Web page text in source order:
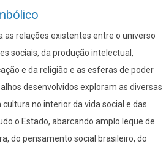
as relações existentes entre o universo
sociais, da produção intelectual,
e da religião e as esferas de poder
desenvolvidos exploram as diversas
no interior da vida social e das
o Estado, abarcando amplo leque de
do pensamento social brasileiro, do